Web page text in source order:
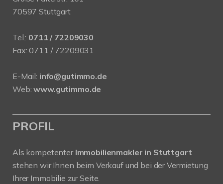
70597 Stuttgart
Tel.: 0711 / 72209030
Fax: 0711 / 72209031
E-Mail: info@gutimmo.de
Web:www.gutimmo.de
PROFIL
Als kompetenter Immobilienmakler in Stuttgart
stehen wir Ihnen beim Verkauf und bei der Vermietung
Ihrer Immobilie zur Seite.